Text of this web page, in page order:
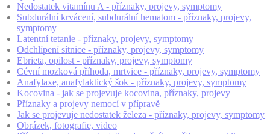
Nedostatek vitamínu A - příznaky, projevy, symptomy
Subdurální krvácení, subdurální hematom - příznaky, projevy,
symptomy
Latentní tetanie - příznaky, projevy, symptomy
Odchlípení sítnice - příznaky, projevy, symptomy
Ebrieta, opilost - příznaky, projevy, symptomy
Cévní mozková příhoda, mrtvice - příznaky, projevy, symptomy
Anafylaxe, anafylaktický šok - příznaky, projevy, symptomy
Kocovina - jak se projevuje kocovina, příznaky, projevy
Příznaky a projevy nemocí v přípravě
Jak se projevuje nedostatek železa - příznaky, projevy, symptomy
Obrázek, fotografie, video